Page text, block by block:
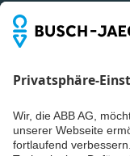
Du willst alle
dem Laufenden